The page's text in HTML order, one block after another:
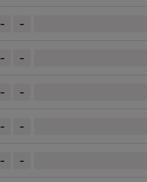
- -
- -
- -
- -
- -